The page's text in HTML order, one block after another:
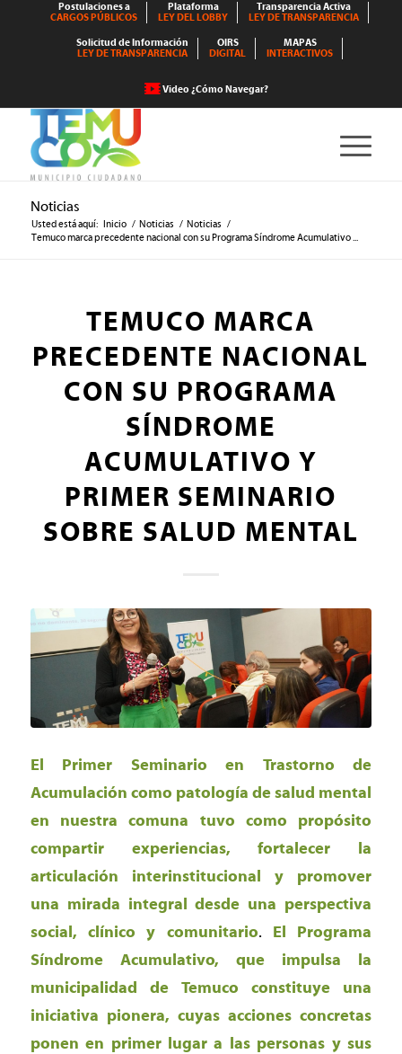
Postulaciones a
CARGOS PÚBLICOS
Plataforma
LEY DEL LOBBY
Transparencia Activa
LEY DE TRANSPARENCIA
Solicitud de Información
LEY DE TRANSPARENCIA
OIRS
DIGITAL
MAPAS
INTERACTIVOS
Video ¿Cómo Navegar?
Noticias
Usted está aquí: Inicio / Noticias / Noticias /
Temuco marca precedente nacional con su Programa Síndrome Acumulativo ...
TEMUCO MARCA
PRECEDENTE NACIONAL
CON SU PROGRAMA
SÍNDROME
ACUMULATIVO Y
PRIMER SEMINARIO
SOBRE SALUD MENTAL
El Primer Seminario en Trastorno de
Acumulación como patología de salud mental
en nuestra comuna tuvo como propósito
compartir experiencias, fortalecer la
articulación interinstitucional y promover
una mirada integral desde una perspectiva
social, clínico y comunitario. El Programa
Síndrome Acumulativo, que impulsa la
municipalidad de Temuco constituye una
iniciativa pionera, cuyas acciones concretas
ponen en primer lugar a las personas y sus